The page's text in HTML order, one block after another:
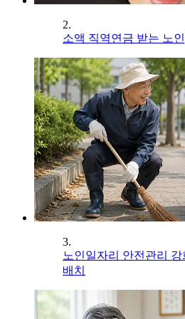
2.
소액 직역연금 받는 노
3.
노인일자리 안전관리
배치